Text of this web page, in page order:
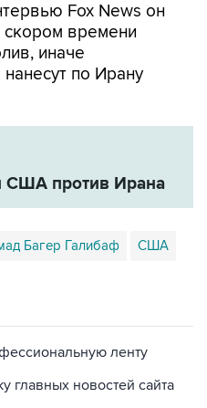
Fox News он
скором времени
иначе
по Ирану
США против Ирана
Багер Галибаф США
ленту
главных новостей сайта